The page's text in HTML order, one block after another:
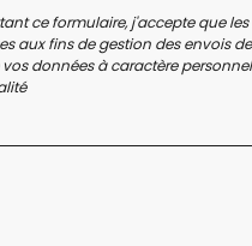
ce formulaire, j'accepte que
aux fins de gestion des envois
données à caractère